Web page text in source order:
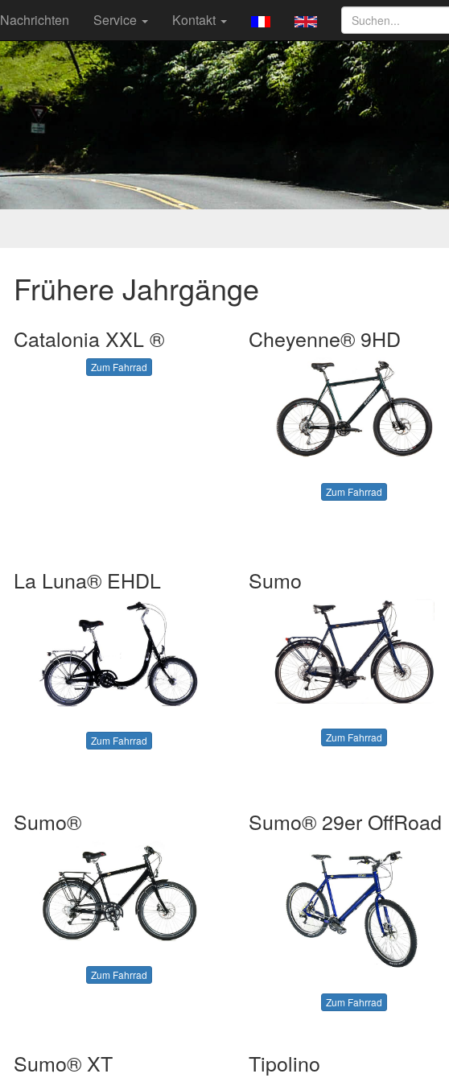
Nachrichten Service Kontakt
Frühere Jahrgänge
Catalonia XXL ®
Zum Fahrrad
Cheyenne® 9HD
Zum Fahrrad
La Luna® EHDL
Zum Fahrrad
Sumo
Zum Fahrrad
Sumo®
Zum Fahrrad
Sumo® 29er OffRoad
Zum Fahrrad
Sumo® XT Tipolino